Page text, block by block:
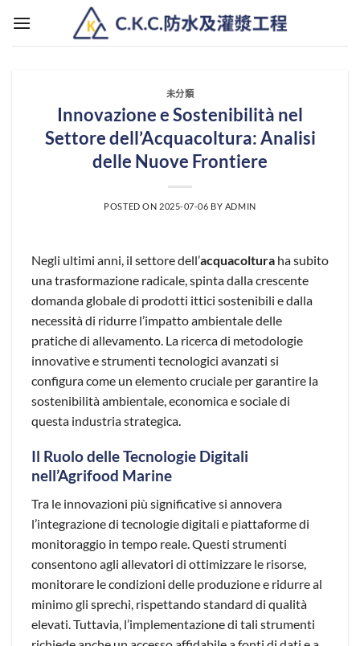
未分類
Innovazione e Sostenibilità nel
Settore dell’Acquacoltura: Analisi
delle Nuove Frontiere
POSTED ON 2025-07-06 BY ADMIN
Negli ultimi anni, il settore dell’acquacoltura ha subito
una trasformazione radicale, spinta dalla crescente
domanda globale di prodotti ittici sostenibili e dalla
necessità di ridurre l’impatto ambientale delle
pratiche di allevamento. La ricerca di metodologie
innovative e strumenti tecnologici avanzati si
configura come un elemento cruciale per garantire la
sostenibilità ambientale, economica e sociale di
questa industria strategica.
Il Ruolo delle Tecnologie Digitali
nell’Agrifood Marine
Tra le innovazioni più significative si annovera
l’integrazione di tecnologie digitali e piattaforme di
monitoraggio in tempo reale. Questi strumenti
consentono agli allevatori di ottimizzare le risorse,
monitorare le condizioni delle produzione e ridurre al
minimo gli sprechi, rispettando standard di qualità
elevati. Tuttavia, l’implementazione di tali strumenti